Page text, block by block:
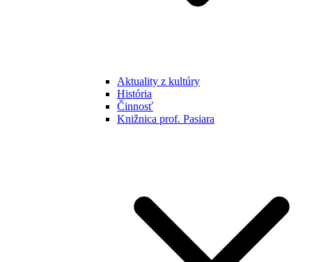
Aktuality z kultúry
História
Činnosť
Knižnica prof. Pasiara